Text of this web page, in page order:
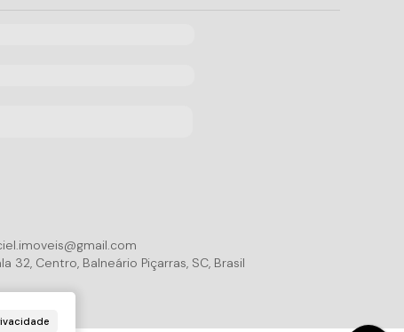
32, Centro, Balneário Piçarras, SC, Brasil